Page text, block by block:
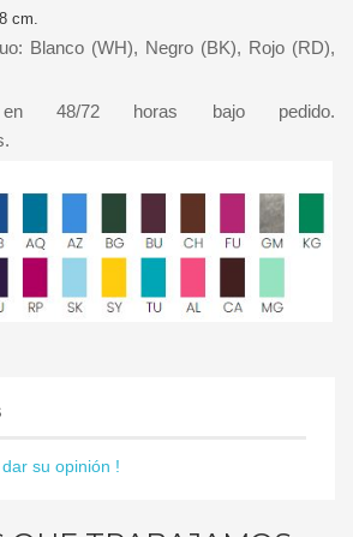
cm.
Blanco (WH), Negro (BK), Rojo (RD),
48/72 horas bajo pedido.
su opinión !